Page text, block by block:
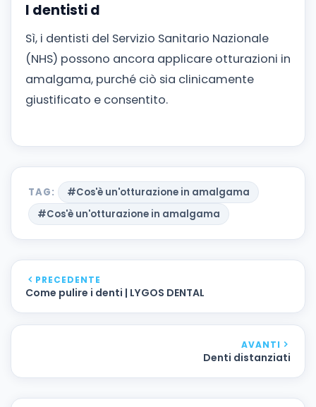
I dentisti d
Sì, i dentisti del Servizio Sanitario Nazionale
(NHS) possono ancora applicare otturazioni in
amalgama, purché ciò sia clinicamente
giustificato e consentito.
TAG:
#Cos'è un'otturazione in amalgama
#Cos'è un'otturazione in amalgama
PRECEDENTE
Come pulire i denti | LYGOS DENTAL
AVANTI
Denti distanziati